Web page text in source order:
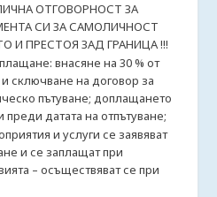
ОТГОВОРНОСТ ЗА
СИ ЗА САМОЛИЧНОСТ
И ПРЕСТОЯ ЗАД ГРАНИЦА !!!
внасяне на 30 % от
сключване на договор за
пътуване; доплащането
датата на отпътуване;
и услуги се заявяват
и се заплащат при
– осъществяват се при